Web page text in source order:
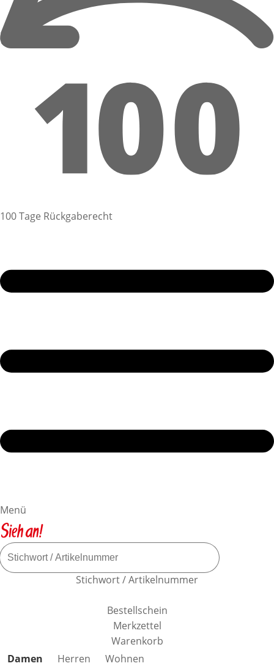
100 Tage Rückgaberecht
Menü
Stichwort / Artikelnummer
Bestellschein
Merkzettel
Warenkorb
Produktkategorien überspringen
Damen Herren
Wohnen